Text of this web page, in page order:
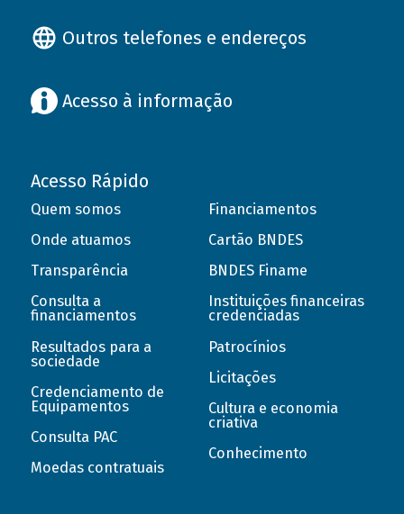
Outros telefones e endereços
Acesso à informação
Acesso Rápido
Quem somos
Onde atuamos
Transparência
Consulta a
financiamentos
Resultados para a
sociedade
Credenciamento de
Equipamentos
Consulta PAC
Moedas contratuais
Financiamentos
Cartão BNDES
BNDES Finame
Instituições financeiras
credenciadas
Patrocínios
Licitações
Cultura e economia
criativa
Conhecimento